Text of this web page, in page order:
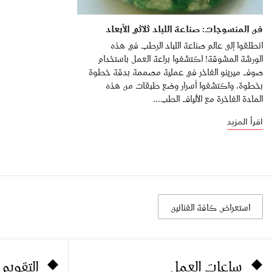
فن المنسوجات: صناعة اللباد ثلاثي الأبعاد
انطلقوا إلى عالم صناعة اللباد الرطب في هذه
الورشة المشوقة! اكتشفوا براعة العمل باستخدام
صوف ميرينو الفاخر في عملية مصممة بدقة خطوة
بخطوة، واكتشفوا أسرار وضع طبقات من هذه
المادة الفاخرة مع الألياف الطب...
اقرأ المزيد
استعراض كافة الفنانين
ساعات العمل التقويم